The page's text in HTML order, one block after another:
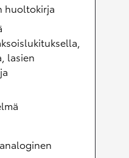
huoltokirja
lasien